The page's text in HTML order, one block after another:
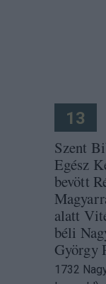
13
Szent
Egész
bevött
alatt
béli
György
1732